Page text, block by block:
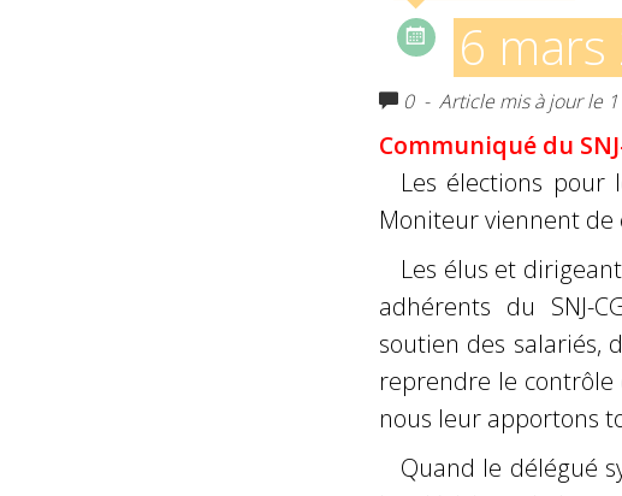
6 mars
0 - Article mis à jour le
Communiqué du
Les élections
Moniteur viennent de
Les élus et
adhérents du SNJ-
soutien des salariés,
reprendre le contrôle
nous leur apportons
Quand le délégué